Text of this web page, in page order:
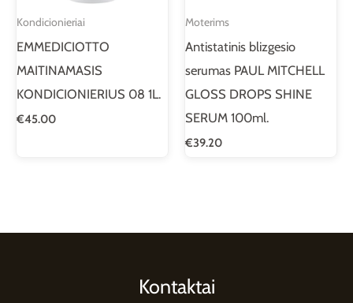
Kondicionieriai
EMMEDICIOTTO
MAITINAMASIS
KONDICIONIERIUS 08 1L.
€45.00
Moterims
Antistatinis blizgesio
serumas PAUL MITCHELL
GLOSS DROPS SHINE
SERUM 100ml.
€39.20
Kontaktai